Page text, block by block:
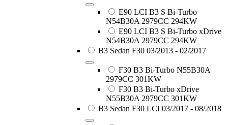
E90 LCI B3 S Bi-Turbo
N54B30A 2979CC 294KW
E90 LCI B3 S Bi-Turbo xDrive
N54B30A 2979CC 294KW
B3 Sedan F30 03/2013 - 02/2017
F30 B3 Bi-Turbo N55B30A
2979CC 301KW
F30 B3 Bi-Turbo xDrive
N55B30A 2979CC 301KW
B3 Sedan F30 LCI 03/2017 - 08/2018